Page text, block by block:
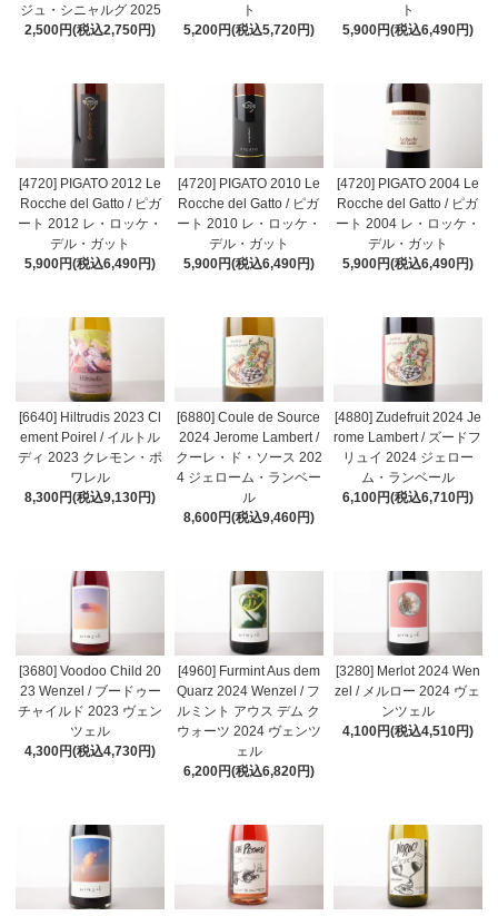
ジュ・シニャルグ 2025
2,500円(税込2,750円)
ト
5,200円(税込5,720円)
ト
5,900円(税込6,490円)
[4720] PIGATO 2012 Le
Rocche del Gatto / ピガ
ート 2012 レ・ロッケ・
デル・ガット
5,900円(税込6,490円)
[4720] PIGATO 2010 Le
Rocche del Gatto / ピガ
ート 2010 レ・ロッケ・
デル・ガット
5,900円(税込6,490円)
[4720] PIGATO 2004 Le
Rocche del Gatto / ピガ
ート 2004 レ・ロッケ・
デル・ガット
5,900円(税込6,490円)
[6640] Hiltrudis 2023 Cl
ement Poirel / イルトル
ディ 2023 クレモン・ポ
ワレル
8,300円(税込9,130円)
[6880] Coule de Source
2024 Jerome Lambert /
クーレ・ド・ソース 202
4 ジェローム・ランベー
ル
8,600円(税込9,460円)
[4880] Zudefruit 2024 Je
rome Lambert / ズードフ
リュイ 2024 ジェロー
ム・ランベール
6,100円(税込6,710円)
[3680] Voodoo Child 20
23 Wenzel / ブードゥー
チャイルド 2023 ヴェン
ツェル
4,300円(税込4,730円)
[4960] Furmint Aus dem
Quarz 2024 Wenzel / フ
ルミント アウス デム ク
ウォーツ 2024 ヴェンツ
ェル
6,200円(税込6,820円)
[3280] Merlot 2024 Wen
zel / メルロー 2024 ヴェ
ンツェル
4,100円(税込4,510円)